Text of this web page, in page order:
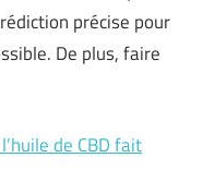
précise pour
De plus, faire
de CBD fait